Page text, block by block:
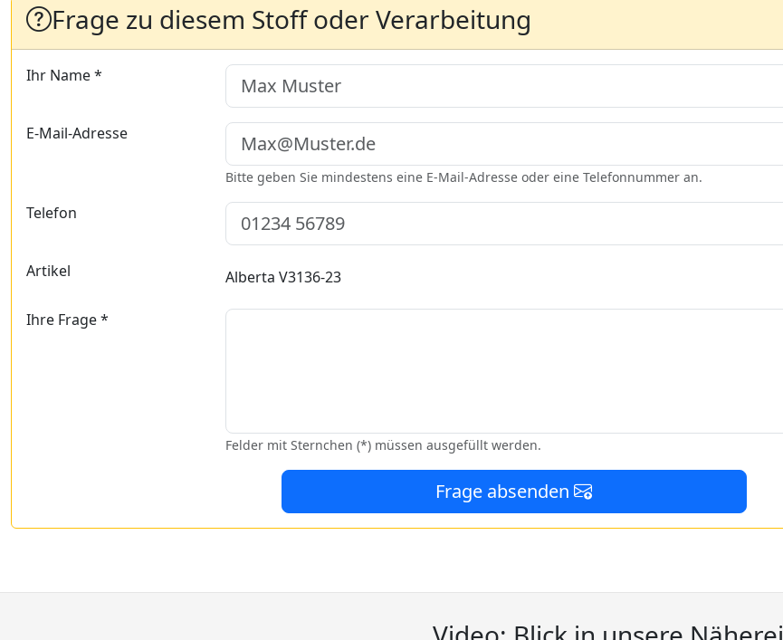
Frage zu diesem Stoff oder Verarbeitung
Ihr Name *
E-Mail-Adresse
Bitte geben Sie mindestens eine E-Mail-Adresse oder eine Telefonnummer an.
Telefon
Artikel Alberta V3136-23
Ihre Frage *
Felder mit Sternchen (*) müssen ausgefüllt werden.
Frage absenden